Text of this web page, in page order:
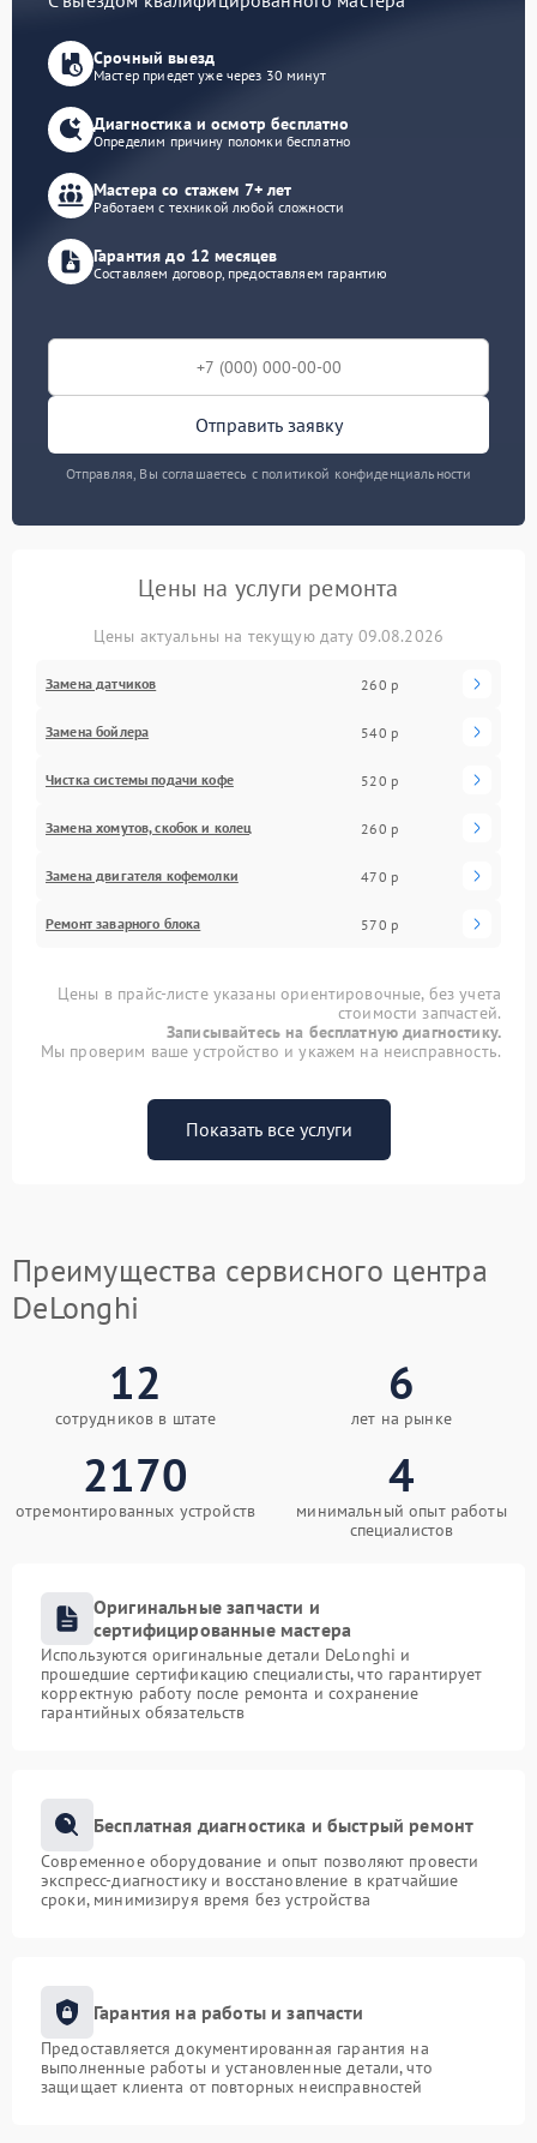
Срочный выезд
Мастер приедет уже через 30 минут
Диагностика и осмотр бесплатно
Определим причину поломки бесплатно
Мастера со стажем 7+ лет
Работаем с техникой любой сложности
Гарантия до 12 месяцев
Составляем договор, предоставляем гарантию
Отправить заявку
Отправляя, Вы соглашаетесь с политикой конфиденциальности
Цены на услуги ремонта
Цены актуальны на текущую дату 09.08.2026
Замена датчиков 260 р
Замена бойлера 540 р
Чистка системы подачи кофе 520 р
Замена хомутов, скобок и колец 260 р
Замена двигателя кофемолки 470 р
Ремонт заварного блока 570 р
Цены в прайс-листе указаны ориентировочные, без учета
стоимости запчастей.
Записывайтесь на бесплатную диагностику.
Мы проверим ваше устройство и укажем на неисправность.
Показать все услуги
Преимущества сервисного центра
DeLonghi
12
сотрудников в штате
6
лет на рынке
2170
отремонтированных устройств
4
минимальный опыт работы
специалистов
Оригинальные запчасти и
сертифицированные мастера
Используются оригинальные детали DeLonghi и
прошедшие сертификацию специалисты, что гарантирует
корректную работу после ремонта и сохранение
гарантийных обязательств
Бесплатная диагностика и быстрый ремонт
Современное оборудование и опыт позволяют провести
экспресс-диагностику и восстановление в кратчайшие
сроки, минимизируя время без устройства
Гарантия на работы и запчасти
Предоставляется документированная гарантия на
выполненные работы и установленные детали, что
защищает клиента от повторных неисправностей